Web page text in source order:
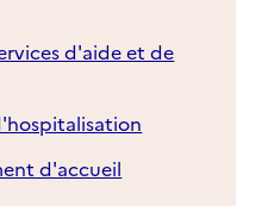
d'aide et de
d'accueil